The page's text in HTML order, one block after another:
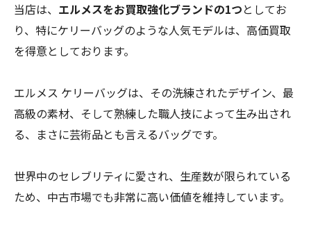
当店は、 エルメスをお買取強化ブランドの1つとしてお
り、特にケリーバッグのような人気モデルは、高価買取
を得意としております。
エルメス ケリーバッグは、その洗練されたデザイン、最
高級の素材、そして熟練した職人技によって生み出され
る、まさに芸術品とも言えるバッグです。
世界中のセレブリティに愛され、生産数が限られている
ため、中古市場でも非常に高い価値を維持しています。